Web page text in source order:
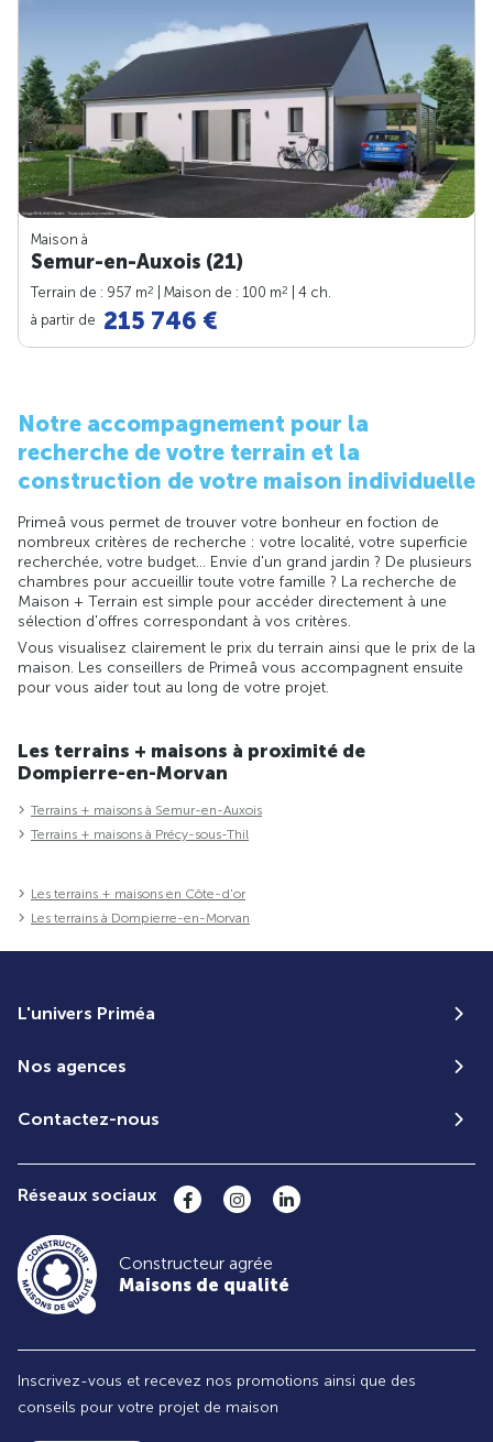
Maison à
Semur-en-Auxois (21)
Terrain de : 957 m2 | Maison de : 100 m2
| 4 ch.
à partir de 215 746 €
Notre accompagnement pour la
recherche de votre terrain et la
construction de votre maison individuelle
Primeâ vous permet de trouver votre bonheur en foction de
nombreux critères de recherche : votre localité, votre superficie
recherchée, votre budget... Envie d'un grand jardin ? De plusieurs
chambres pour accueillir toute votre famille ? La recherche de
Maison + Terrain est simple pour accéder directement à une
sélection d'offres correspondant à vos critères.
Vous visualisez clairement le prix du terrain ainsi que le prix de la
maison. Les conseillers de Primeâ vous accompagnent ensuite
pour vous aider tout au long de votre projet.
Les terrains + maisons à proximité de
Dompierre-en-Morvan
Terrains + maisons à Semur-en-Auxois
Terrains + maisons à Précy-sous-Thil
Les terrains + maisons en Côte-d'or
Les terrains à Dompierre-en-Morvan
L'univers Priméa
Nos agences
Contactez-nous
Réseaux sociaux
Constructeur agrée
Maisons de qualité
Inscrivez-vous et recevez nos promotions ainsi que des
conseils pour votre projet de maison